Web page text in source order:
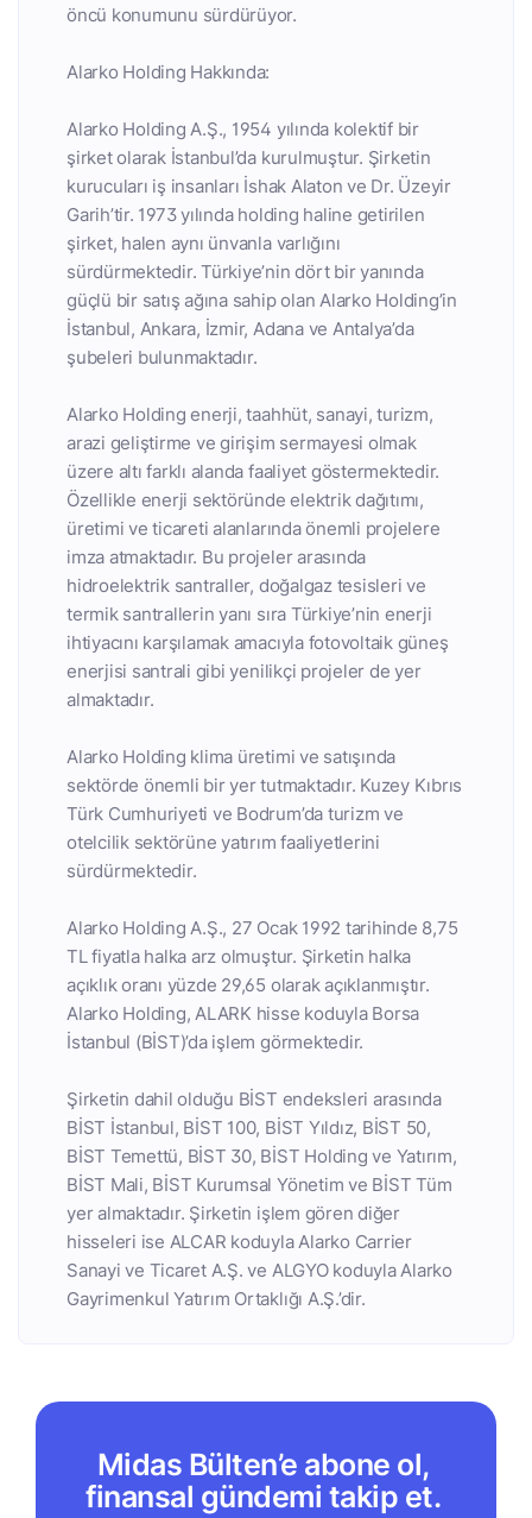
öncü konumunu sürdürüyor.
Alarko Holding Hakkında:
Alarko Holding A.Ş., 1954 yılında kolektif bir
şirket olarak İstanbul’da kurulmuştur. Şirketin
kurucuları iş insanları İshak Alaton ve Dr. Üzeyir
Garih’tir. 1973 yılında holding haline getirilen
şirket, halen aynı ünvanla varlığını
sürdürmektedir. Türkiye’nin dört bir yanında
güçlü bir satış ağına sahip olan Alarko Holding’in
İstanbul, Ankara, İzmir, Adana ve Antalya’da
şubeleri bulunmaktadır.
Alarko Holding enerji, taahhüt, sanayi, turizm,
arazi geliştirme ve girişim sermayesi olmak
üzere altı farklı alanda faaliyet göstermektedir.
Özellikle enerji sektöründe elektrik dağıtımı,
üretimi ve ticareti alanlarında önemli projelere
imza atmaktadır. Bu projeler arasında
hidroelektrik santraller, doğalgaz tesisleri ve
termik santrallerin yanı sıra Türkiye’nin enerji
ihtiyacını karşılamak amacıyla fotovoltaik güneş
enerjisi santrali gibi yenilikçi projeler de yer
almaktadır.
Alarko Holding klima üretimi ve satışında
sektörde önemli bir yer tutmaktadır. Kuzey Kıbrıs
Türk Cumhuriyeti ve Bodrum’da turizm ve
otelcilik sektörüne yatırım faaliyetlerini
sürdürmektedir.
Alarko Holding A.Ş., 27 Ocak 1992 tarihinde 8,75
TL fiyatla halka arz olmuştur. Şirketin halka
açıklık oranı yüzde 29,65 olarak açıklanmıştır.
Alarko Holding, ALARK hisse koduyla Borsa
İstanbul (BİST)’da işlem görmektedir.
Şirketin dahil olduğu BİST endeksleri arasında
BİST İstanbul, BİST 100, BİST Yıldız, BİST 50,
BİST Temettü, BİST 30, BİST Holding ve Yatırım,
BİST Mali, BİST Kurumsal Yönetim ve BİST Tüm
yer almaktadır. Şirketin işlem gören diğer
hisseleri ise ALCAR koduyla Alarko Carrier
Sanayi ve Ticaret A.Ş. ve ALGYO koduyla Alarko
Gayrimenkul Yatırım Ortaklığı A.Ş.’dir.
Midas Bülten’e abone ol,
finansal gündemi takip et.